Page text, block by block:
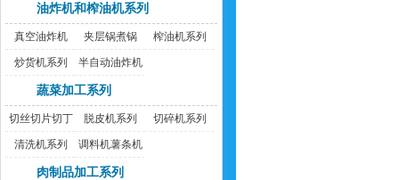
油炸机和榨油机系列
真空油炸机 夹层锅煮锅 榨油机系列
炒货机系列 半自动油炸机
蔬菜加工系列
切丝切片切丁
机
脱皮机系列 切碎机系列
清洗机系列 调料机薯条机
肉制品加工系列